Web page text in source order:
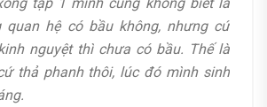
quan hệ có bầu không, nhưng cứ
nguyệt thì chưa có bầu. Thế là
thả phanh thôi, lúc đó mình sinh